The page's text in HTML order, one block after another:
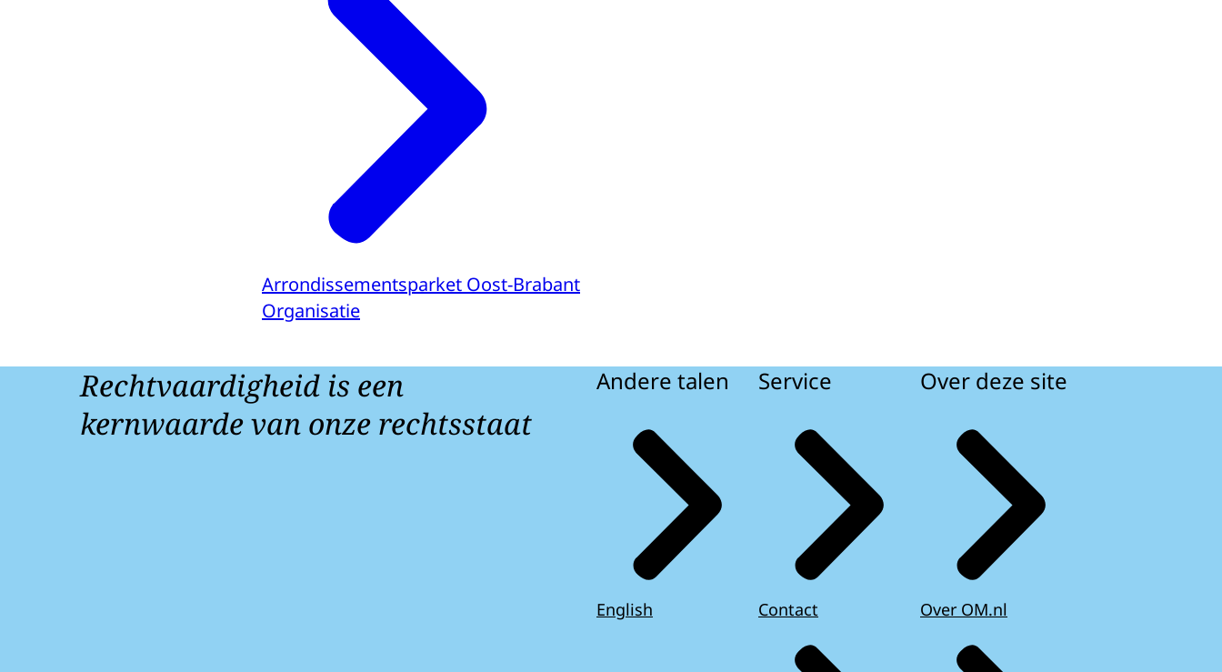
Arrondissementsparket Oost-Brabant
Organisatie
Rechtvaardigheid is een
kernwaarde van onze rechtsstaat
Andere talen
English
Service
Contact
Over deze site
Over OM.nl